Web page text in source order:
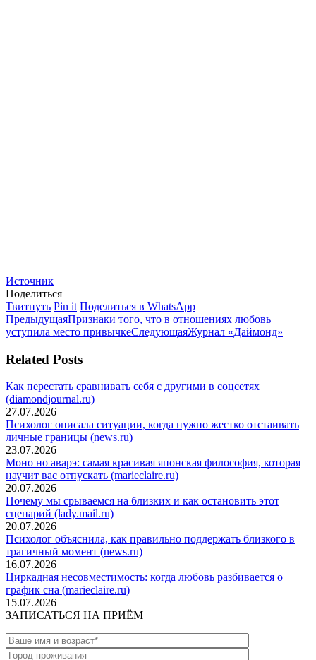
Источник
Поделиться
ТвитнутьПоделиться
в
Twitter
Pin itПоделиться
в
Pinterest
Поделиться в WhatsAppПоделиться
в
WhatsApp
Навигация
по
записям
ПредыдущаяПредыдущая
запись:
Признаки того, что в отношениях любовь
уступила место привычкеСледующаяСледующая
Журнал «Даймонд»
Related Posts
Как перестать сравнивать себя с другими в соцсетях
(diamondjournal.ru)
27.07.2026
Психолог описала ситуации, когда нужно жестко отстаивать
личные границы (news.ru)
23.07.2026
Моно но аварэ: самая красивая японская философия, которая
научит вас отпускать (marieclaire.ru)
20.07.2026
Почему мы срываемся на близких и как остановить этот
сценарий (lady.mail.ru)
20.07.2026
Психолог объяснила, как правильно поддержать близкого в
трагичный момент (news.ru)
16.07.2026
Циркадная несовместимость: когда любовь разбивается о
график сна (marieclaire.ru)
15.07.2026
ЗАПИСАТЬСЯ НА ПРИЁМ